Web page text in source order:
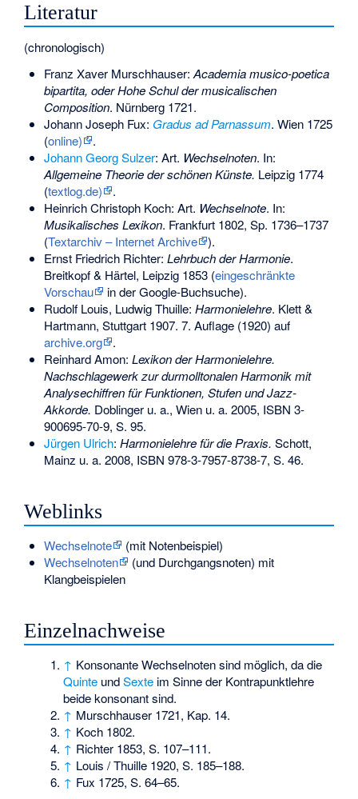
Literatur
(chronologisch)
Franz Xaver Murschhauser:Academia musico-poetica
bipartita, oder Hohe Schul der musicalischen
Composition. Nürnberg 1721.
Johann Joseph Fux: Gradus ad Parnassum. Wien 1725
(online)
.
Johann Georg Sulzer: Art. Wechselnoten. In:
Allgemeine Theorie der schönen Künste. Leipzig 1774
(textlog.de)
.
Heinrich Christoph Koch: Art. Wechselnote. In:
Musikalisches Lexikon. Frankfurt 1802, Sp. 1736–1737
(Textarchiv – Internet Archive
).
Ernst Friedrich Richter: Lehrbuch der Harmonie.
Breitkopf & Härtel, Leipzig 1853 (eingeschränkte
Vorschau
in der Google-Buchsuche).
Rudolf Louis, Ludwig Thuille: Harmonielehre. Klett &
Hartmann, Stuttgart 1907. 7. Auflage (1920) auf
archive.org
.
Reinhard Amon: Lexikon der Harmonielehre.
Nachschlagewerk zur durmolltonalen Harmonik mit
Analysechiffren für Funktionen, Stufen und Jazz-
Akkorde. Doblinger u. a., Wien u. a. 2005, ISBN 3-
900695-70-9, S. 95.
Jürgen Ulrich: Harmonielehre für die Praxis. Schott,
Mainz u. a. 2008, ISBN 978-3-7957-8738-7, S. 46.
Weblinks
Wechselnote
(mit Notenbeispiel)
Wechselnoten
(und Durchgangsnoten) mit
Klangbeispielen
Einzelnachweise
↑ Konsonante Wechselnoten sind möglich, da die
Quinte undSexte im Sinne der Kontrapunktlehre
beide konsonant sind.
↑ Murschhauser 1721, Kap. 14.
↑ Koch 1802.
↑ Richter 1853, S. 107–111.
↑ Louis / Thuille 1920, S. 185–188.
↑ Fux 1725, S. 64–65.